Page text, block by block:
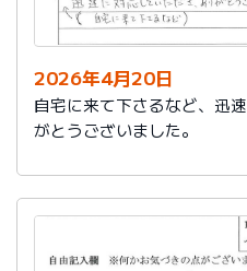
2026年4月20日
自宅に来て下さるなど、迅
がとうございました。